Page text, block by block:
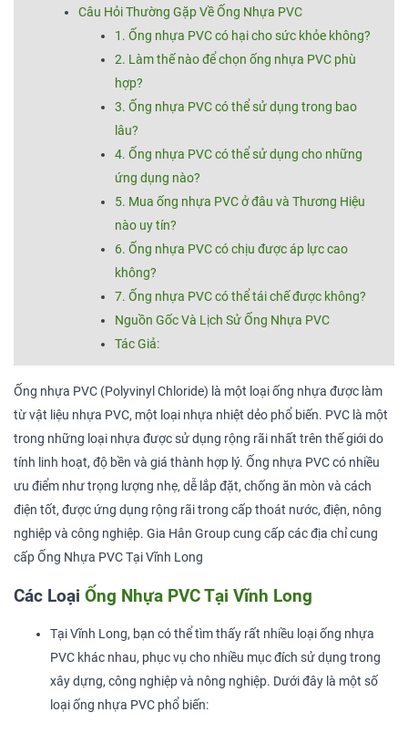
Câu Hỏi Thường Gặp Về Ống Nhựa PVC
1. Ống nhựa PVC có hại cho sức khỏe không?
2. Làm thế nào để chọn ống nhựa PVC phù
hợp?
3. Ống nhựa PVC có thể sử dụng trong bao
lâu?
4. Ống nhựa PVC có thể sử dụng cho những
ứng dụng nào?
5. Mua ống nhựa PVC ở đâu và Thương Hiệu
nào uy tín?
6. Ống nhựa PVC có chịu được áp lực cao
không?
7. Ống nhựa PVC có thể tái chế được không?
Nguồn Gốc Và Lịch Sử Ống Nhựa PVC
Tác Giả:
Ống nhựa PVC (Polyvinyl Chloride) là một loại ống nhựa được làm
từ vật liệu nhựa PVC, một loại nhựa nhiệt dẻo phổ biến. PVC là một
trong những loại nhựa được sử dụng rộng rãi nhất trên thế giới do
tính linh hoạt, độ bền và giá thành hợp lý. Ống nhựa PVC có nhiều
ưu điểm như trọng lượng nhẹ, dễ lắp đặt, chống ăn mòn và cách
điện tốt, được ứng dụng rộng rãi trong cấp thoát nước, điện, nông
nghiệp và công nghiệp. Gia Hân Group cung cấp các địa chỉ cung
cấp Ống Nhựa PVC Tại Vĩnh Long
Các Loại Ống Nhựa PVC Tại Vĩnh Long
Tại Vĩnh Long, bạn có thể tìm thấy rất nhiều loại ống nhựa
PVC khác nhau, phục vụ cho nhiều mục đích sử dụng trong
xây dựng, công nghiệp và nông nghiệp. Dưới đây là một số
loại ống nhựa PVC phổ biến: